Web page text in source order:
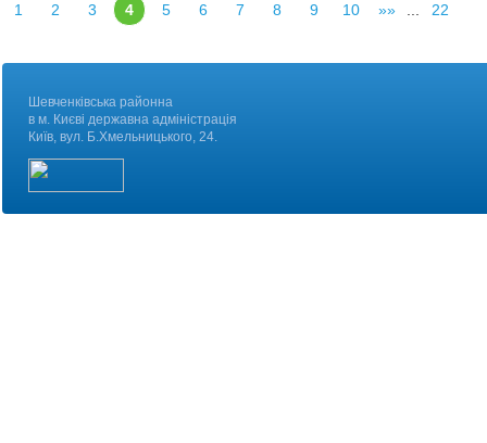
1 2 3 4 5 6 7 8 9 10 »» 22
Шевченківська районна
в м. Києві державна адміністрація
Київ, вул. Б.Хмельницького, 24.